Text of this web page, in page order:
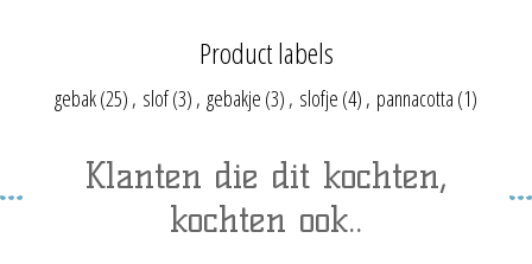
Product labels
gebak(25) , slof(3) , gebakje (3) , slofje (4) , pannacotta (1)
Klanten die dit kochten,
kochten ook..